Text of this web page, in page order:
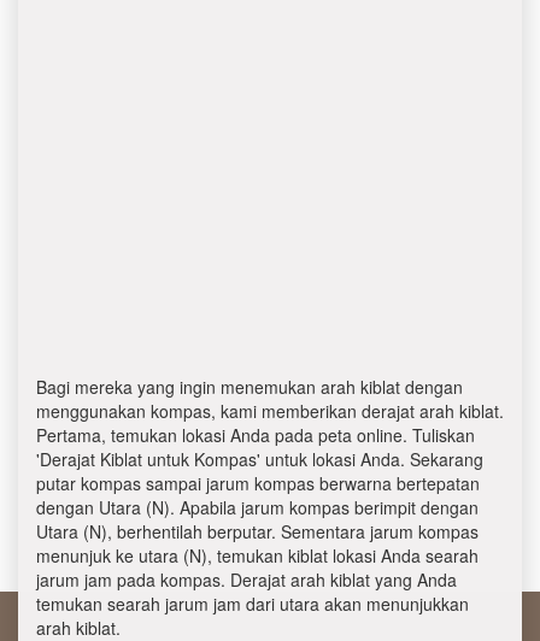
Bagi mereka yang ingin menemukan arah kiblat dengan
menggunakan kompas, kami memberikan derajat arah kiblat.
Pertama, temukan lokasi Anda pada peta online. Tuliskan
'Derajat Kiblat untuk Kompas' untuk lokasi Anda. Sekarang
putar kompas sampai jarum kompas berwarna bertepatan
dengan Utara (N). Apabila jarum kompas berimpit dengan
Utara (N), berhentilah berputar. Sementara jarum kompas
menunjuk ke utara (N), temukan kiblat lokasi Anda searah
jarum jam pada kompas. Derajat arah kiblat yang Anda
temukan searah jarum jam dari utara akan menunjukkan
arah kiblat.